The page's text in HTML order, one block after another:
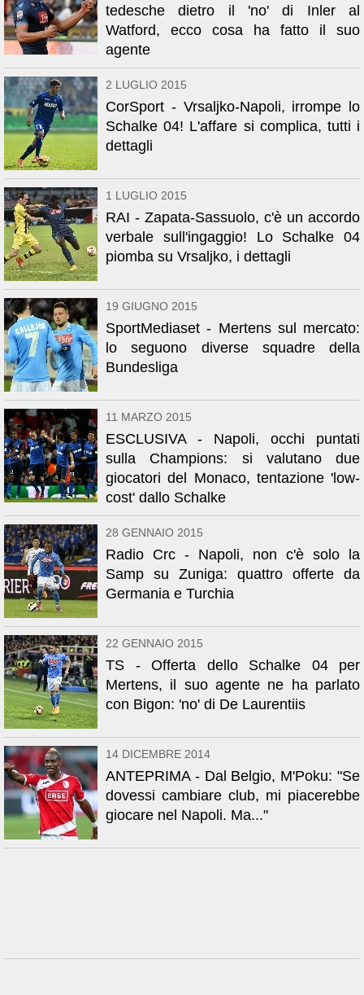
tedesche dietro il 'no' di Inler al
Watford, ecco cosa ha fatto il suo
agente
2 LUGLIO 2015
CorSport - Vrsaljko-Napoli, irrompe lo
Schalke 04! L'affare si complica, tutti i
dettagli
1 LUGLIO 2015
RAI - Zapata-Sassuolo, c'è un accordo
verbale sull'ingaggio! Lo Schalke 04
piomba su Vrsaljko, i dettagli
19 GIUGNO 2015
SportMediaset - Mertens sul mercato:
lo seguono diverse squadre della
Bundesliga
11 MARZO 2015
ESCLUSIVA - Napoli, occhi puntati
sulla Champions: si valutano due
giocatori del Monaco, tentazione 'low-
cost' dallo Schalke
28 GENNAIO 2015
Radio Crc - Napoli, non c'è solo la
Samp su Zuniga: quattro offerte da
Germania e Turchia
22 GENNAIO 2015
TS - Offerta dello Schalke 04 per
Mertens, il suo agente ne ha parlato
con Bigon: 'no' di De Laurentiis
14 DICEMBRE 2014
ANTEPRIMA - Dal Belgio, M'Poku: "Se
dovessi cambiare club, mi piacerebbe
giocare nel Napoli. Ma..."